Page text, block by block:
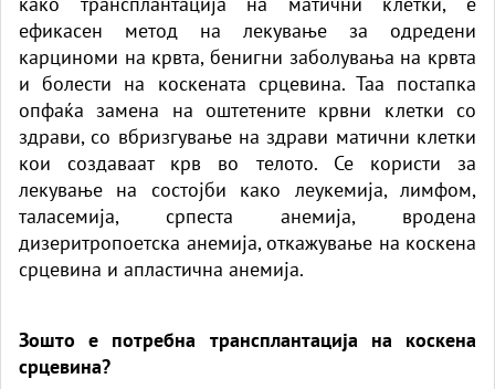
ефикасен метод на лекување за одредени
карциноми на крвта, бенигни заболувања на крвта
и болести на коскената срцевина. Таа постапка
опфаќа замена на оштетените крвни клетки со
здрави, со вбризгување на здрави матични клетки
кои создаваат крв во телото. Се користи за
лекување на состојби како леукемија, лимфом,
таласемија, српеста анемија, вродена
дизеритропоетска анемија, откажување на коскена
срцевина и апластична анемија.
Зошто е потребна трансплантација на коскена
срцевина?